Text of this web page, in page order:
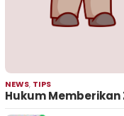
NEWS, TIPS
Hukum Memberikan